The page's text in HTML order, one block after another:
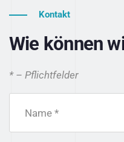
Kontakt
Wie können
* – Pflichtfelder
Name *